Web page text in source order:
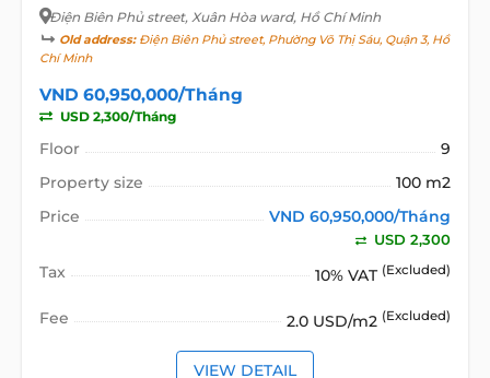
Điện Biên Phủ street, Xuân Hòa ward, Hồ Chí Minh
Old address:Điện Biên Phủ street, Phường Võ Thị Sáu, Quận 3, Hồ
Chí Minh
VND 60,950,000/Tháng
USD 2,300/Tháng
Floor
9
Property size
100 m2
Price
VND 60,950,000/Tháng
USD 2,300
Tax 10% VAT (Excluded)
Fee 2.0 USD/m2 (Excluded)
VIEW DETAIL